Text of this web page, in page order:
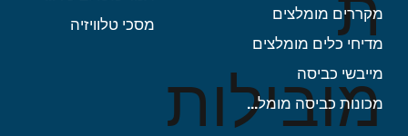
מובילות
מסכי טלוויזיה
מקררים מומלצים
מדיחי כלים מומלצים
מייבשי כביסה
מכונות כביסה מומלצות